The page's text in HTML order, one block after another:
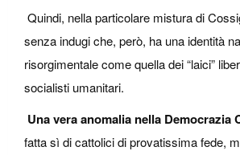
Quindi, nella particolare mistura di
senza indugi che, però, ha una identità
risorgimentale come quella dei “laici”
socialisti umanitari.
Una vera anomalia nella Democrazia
fatta sì di cattolici di provatissima fede,